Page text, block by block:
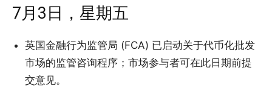
7月3日，星期五
英国金融行为监管局 (FCA) 已启动关于代币化批发
市场的监管咨询程序；市场参与者可在此日期前提
交意见。